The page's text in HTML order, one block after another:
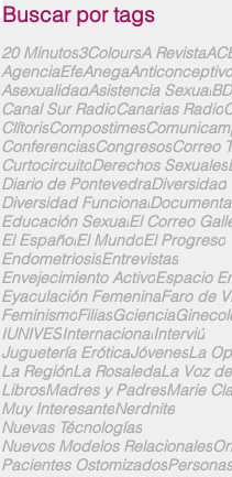
Buscar por tags
20 Minutos3ColoursA Revista
AgenciaEfeAnega
AsexualidadAsistencia Sexual
Canal Sur RadioCanarias Radio
ClítorisCompostimes
ConferenciasCongresosCorreo
CurtocircuitoDerechos Sexuales
Diario de PontevedraDiversidad
Diversidad Funcional
Educación SexualEl Correo
El EspañolEl MundoEl Progreso
EndometriosisEntrevistas
Envejecimiento ActivoEspacio
Eyaculación FemeninaFaro de
FeminismoFiliasGciencia
IUNIVESInternacionalInterviú
Juguetería EróticaJóvenesLa
La RegiónLa RosaledaLa Voz
LibrosMadres y PadresMarie
Muy InteresanteNerdnite
Nuevas Técnologías
Nuevos Modelos Relacionales
Pacientes Ostomizados